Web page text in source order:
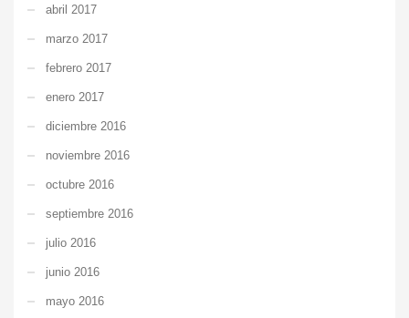
abril 2017
marzo 2017
febrero 2017
enero 2017
diciembre 2016
noviembre 2016
octubre 2016
septiembre 2016
julio 2016
junio 2016
mayo 2016